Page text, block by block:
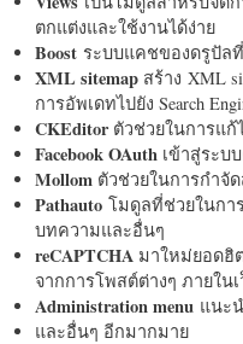
ตกแต่งและใช้งานได้ง่าย
Boost ระบบแคชของดรูปัล
XML sitemap สร้าง XML
การอัพเดทไปยัง Search
CKEditorตัวช่วยในการแก้
Facebook OAuth เข้าสู่ระบบ
Mollom ตัวช่วยในการกำจั
Pathauto โมดูลที่ช่วยในกา
บทความและอื่นๆ
reCAPTCHA มาใหม่ยอดฮิ
จากการโพสต์ต่างๆ ภายใน
Administration menu แนะ
และอื่นๆ อีกมากมาย